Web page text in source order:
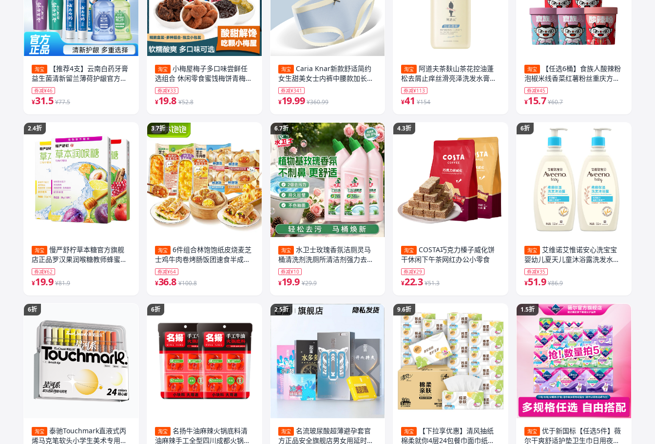
淘宝
【推荐4支】云南白药牙膏
益生菌清新留兰薄荷护龈官方旗
舰店t
券减¥46
¥31.5 ¥77.5
2.4折
淘宝
慢严舒柠草本糖官方旗舰
店正品罗汉果润喉糖教师蜂蜜含
片糖果
券减¥62
¥19.9 ¥81.9
6折
淘宝
泰驰Touchmark直液式丙
烯马克笔软头小学生美术专用浓
淘宝
小梅屋梅子多口味尝鲜任
选组合 休闲零食蜜饯梅饼青梅酸
梅话梅干
券减¥33
¥19.8 ¥52.8
3.7折
淘宝
6件组合林饱饱纸皮烧麦芝
士鸡牛肉卷烤肠饭团速食半成品
早餐夜宵
券减¥64
¥36.8 ¥100.8
6折
淘宝
名扬牛油麻辣火锅底料清
油麻辣手工全型四川成都火锅冒
淘宝
Caria Knar新款舒适简约
女生甜美女士内裤中腰款加长裆
透气三角裤
券减¥341
¥19.99 ¥360.99
6.7折
淘宝
水卫士玫瑰香氛洁厕灵马
桶清洗剂洗厕所清洁剂强力去污
去黄除臭味
券减¥10
¥19.9 ¥29.9
2.5折
淘宝
名流玻尿酸超薄避孕套官
方正品安全旗舰店男女用延时情
淘宝
阿道夫茶麸山茶花控油蓬
松去屑止痒丝滑亮泽洗发水膏液
乳组合任选
券减¥113
¥41 ¥154
4.3折
淘宝
COSTA巧克力榛子威化饼
干休闲下午茶网红办公小零食
券减¥29
¥22.3 ¥51.3
9.6折
淘宝
【下拉享优惠】清风抽纸
棉柔就你4层24包餐巾面巾纸巾
淘宝
【任选6桶】食族人酸辣粉
泡椒米线香菜红薯粉丝重庆方便
速食桶装
券减¥45
¥15.7 ¥60.7
6折
淘宝
艾维诺艾惟诺安心洗宝宝
婴幼儿夏天儿童沐浴露洗发水沐
浴二合一
券减¥35
¥51.9 ¥86.9
1.5折
淘宝
优于新国标【任选5件】薇
尔干爽舒适护垫卫生巾日用夜用